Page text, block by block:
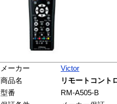
メーカー
Victor
商品名
リモートコント
型番
RM-A505-B